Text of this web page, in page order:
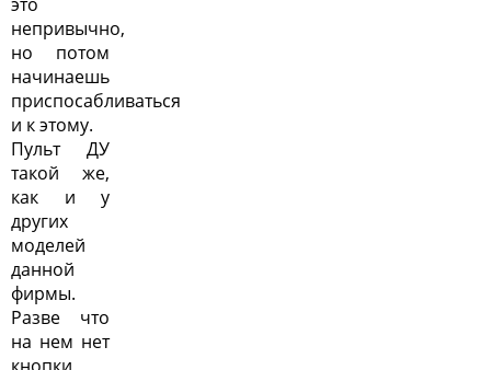
это
непривычно,
но потом
начинаешь
приспосабливаться
и к этому.
Пульт ДУ
такой же,
как и у
других
моделей
данной
фирмы.
Разве что
на нем нет